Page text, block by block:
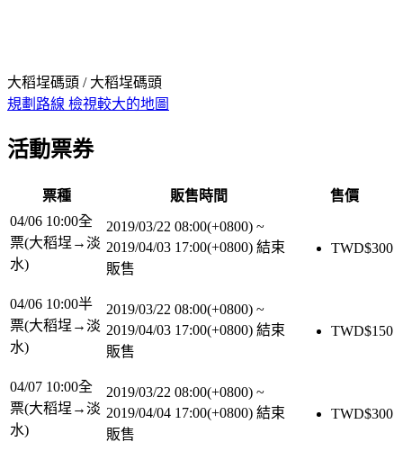
大稻埕碼頭 / 大稻埕碼頭
規劃路線 檢視較大的地圖
活動票券
票種 販售時間
售價
04/06 10:00全
票(大稻埕→淡
水)
2019/03/22 08:00(+0800) ~
2019/04/03 17:00(+0800) 結束
販售
TWD$300
04/06 10:00半
票(大稻埕→淡
水)
2019/03/22 08:00(+0800) ~
2019/04/03 17:00(+0800) 結束
販售
TWD$150
04/07 10:00全
票(大稻埕→淡
水)
2019/03/22 08:00(+0800) ~
2019/04/04 17:00(+0800) 結束
販售
TWD$300